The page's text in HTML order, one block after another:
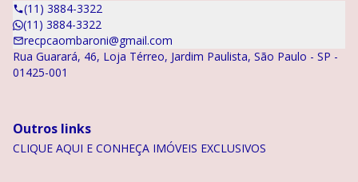
(11) 3884-3322
(11) 3884-3322
recpcaombaroni@gmail.com
Rua Guarará, 46, Loja Térreo, Jardim Paulista, São Paulo - SP -
01425-001
Outros links
CLIQUE AQUI E CONHEÇA IMÓVEIS EXCLUSIVOS